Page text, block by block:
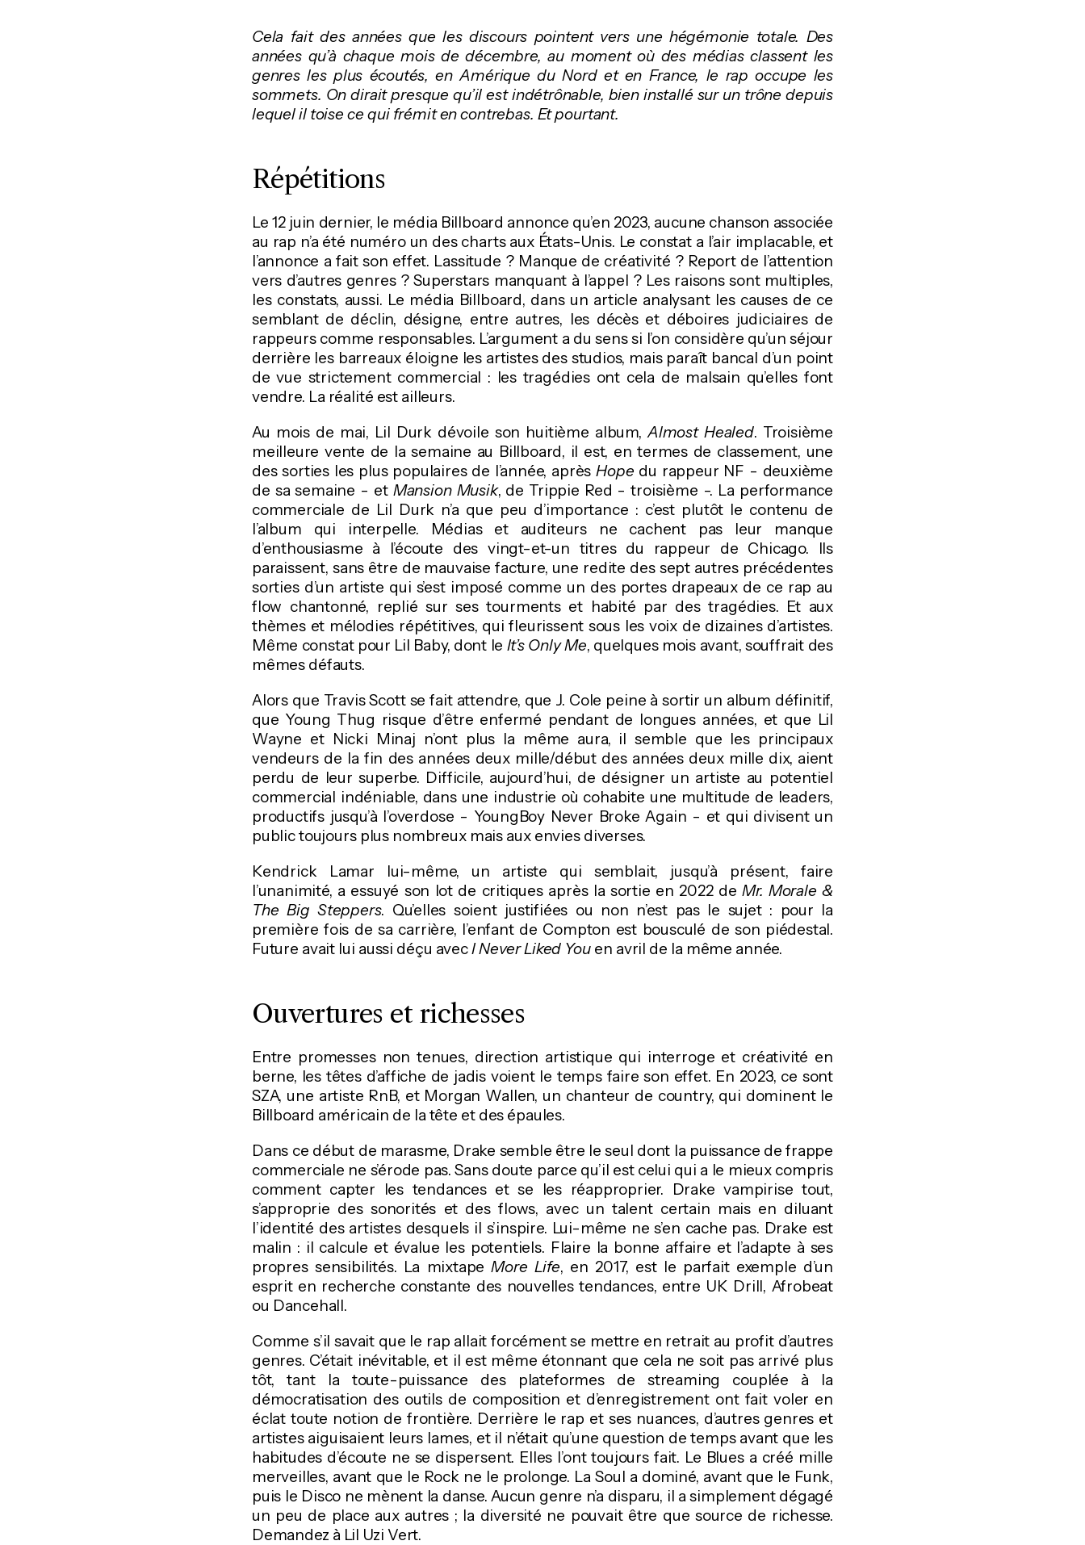
Cela fait des années que les discours pointent vers une hégémonie totale. Des
années qu’à chaque mois de décembre, au moment où des médias classent les
genres les plus écoutés, en Amérique du Nord et en France, le rap occupe les
sommets. On dirait presque qu’il est indétrônable, bien installé sur un trône depuis
lequel il toise ce qui frémit en contrebas. Et pourtant.
Répétitions
Le 12 juin dernier, le média Billboard annonce qu’en 2023, aucune chanson associée
au rap n’a été numéro un des charts aux États-Unis. Le constat a l’air implacable, et
l’annonce a fait son effet. Lassitude ? Manque de créativité ? Report de l’attention
vers d’autres genres ? Superstars manquant à l’appel ? Les raisons sont multiples,
les constats, aussi. Le média Billboard, dans un article analysant les causes de ce
semblant de déclin, désigne, entre autres, les décès et déboires judiciaires de
rappeurs comme responsables. L’argument a du sens si l’on considère qu’un séjour
derrière les barreaux éloigne les artistes des studios, mais paraît bancal d’un point
de vue strictement commercial : les tragédies ont cela de malsain qu’elles font
vendre. La réalité est ailleurs.
Au mois de mai, Lil Durk dévoile son huitième album,Almost Healed. Troisième
meilleure vente de la semaine au Billboard, il est, en termes de classement, une
des sorties les plus populaires de l’année, aprèsHope du rappeur NF - deuxième
de sa semaine - et Mansion Musik, de Trippie Red - troisième -. La performance
commerciale de Lil Durk n’a que peu d’importance : c’est plutôt le contenu de
l’album qui interpelle. Médias et auditeurs ne cachent pas leur manque
d’enthousiasme à l’écoute des vingt-et-un titres du rappeur de Chicago. Ils
paraissent, sans être de mauvaise facture, une redite des sept autres précédentes
sorties d’un artiste qui s’est imposé comme un des portes drapeaux de ce rap au
flow chantonné, replié sur ses tourments et habité par des tragédies. Et aux
thèmes et mélodies répétitives, qui fleurissent sous les voix de dizaines d’artistes.
Même constat pour Lil Baby, dont le It’s Only Me, quelques mois avant, souffrait des
mêmes défauts.
Alors que Travis Scott se fait attendre, que J. Cole peine à sortir un album définitif,
que Young Thug risque d’être enfermé pendant de longues années, et que Lil
Wayne et Nicki Minaj n’ont plus la même aura, il semble que les principaux
vendeurs de la fin des années deux mille/début des années deux mille dix, aient
perdu de leur superbe. Difficile, aujourd’hui, de désigner un artiste au potentiel
commercial indéniable, dans une industrie où cohabite une multitude de leaders,
productifs jusqu’à l’overdose - YoungBoy Never Broke Again - et qui divisent un
public toujours plus nombreux mais aux envies diverses.
Kendrick Lamar lui-même, un artiste qui semblait, jusqu’à présent, faire
l’unanimité, a essuyé son lot de critiques après la sortie en 2022 de Mr. Morale &
The Big Steppers. Qu’elles soient justifiées ou non n’est pas le sujet : pour la
première fois de sa carrière, l’enfant de Compton est bousculé de son piédestal.
Future avait lui aussi déçu avecI Never Liked Youen avril de la même année.
Ouvertures et richesses
Entre promesses non tenues, direction artistique qui interroge et créativité en
berne, les têtes d’affiche de jadis voient le temps faire son effet. En 2023, ce sont
SZA, une artiste RnB, et Morgan Wallen, un chanteur de country, qui dominent le
Billboard américain de la tête et des épaules.
Dans ce début de marasme, Drake semble être le seul dont la puissance de frappe
commerciale ne s’érode pas. Sans doute parce qu’il est celui qui a le mieux compris
comment capter les tendances et se les réapproprier. Drake vampirise tout,
s’approprie des sonorités et des flows, avec un talent certain mais en diluant
l’identité des artistes desquels il s’inspire. Lui-même ne s’en cache pas. Drake est
malin : il calcule et évalue les potentiels. Flaire la bonne affaire et l’adapte à ses
propres sensibilités. La mixtapeMore Life, en 2017, est le parfait exemple d’un
esprit en recherche constante des nouvelles tendances, entre UK Drill, Afrobeat
ou Dancehall.
Comme s’il savait que le rap allait forcément se mettre en retrait au profit d’autres
genres. C’était inévitable, et il est même étonnant que cela ne soit pas arrivé plus
tôt, tant la toute-puissance des plateformes de streaming couplée à la
démocratisation des outils de composition et d’enregistrement ont fait voler en
éclat toute notion de frontière. Derrière le rap et ses nuances, d’autres genres et
artistes aiguisaient leurs lames, et il n’était qu’une question de temps avant que les
habitudes d’écoute ne se dispersent. Elles l’ont toujours fait. Le Blues a créé mille
merveilles, avant que le Rock ne le prolonge. La Soul a dominé, avant que le Funk,
puis le Disco ne mènent la danse. Aucun genre n’a disparu, il a simplement dégagé
un peu de place aux autres ; la diversité ne pouvait être que source de richesse.
Demandez à Lil Uzi Vert.